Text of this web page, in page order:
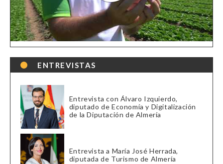
ENTREVISTAS
Entrevista con Álvaro Izquierdo,
diputado de Economía y Digitalización
de la Diputación de Almería
Entrevista a María José Herrada,
diputada de Turismo de Almería